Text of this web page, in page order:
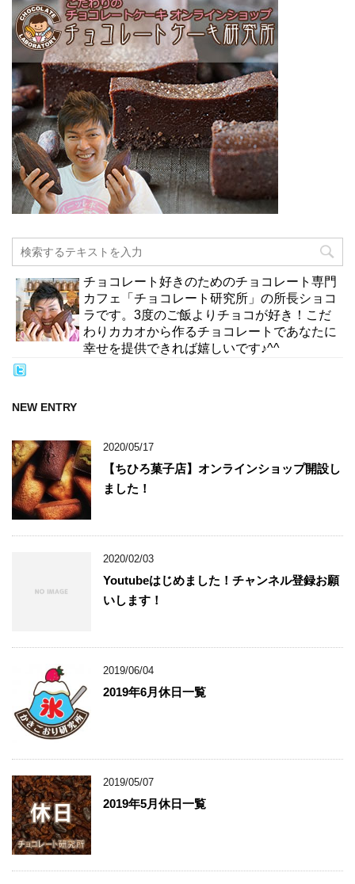
チョコレート好きのためのチョコレート専門
カフェ「チョコレート研究所」の所長ショコ
ラです。3度のご飯よりチョコが好き！こだ
わりカカオから作るチョコレートであなたに
幸せを提供できれば嬉しいです♪^^
NEW ENTRY
2020/05/17
【ちひろ菓子店】オンラインショップ開設し
ました！
2020/02/03
Youtubeはじめました！チャンネル登録お願
いします！
2019/06/04
2019年6月休日一覧
2019/05/07
2019年5月休日一覧